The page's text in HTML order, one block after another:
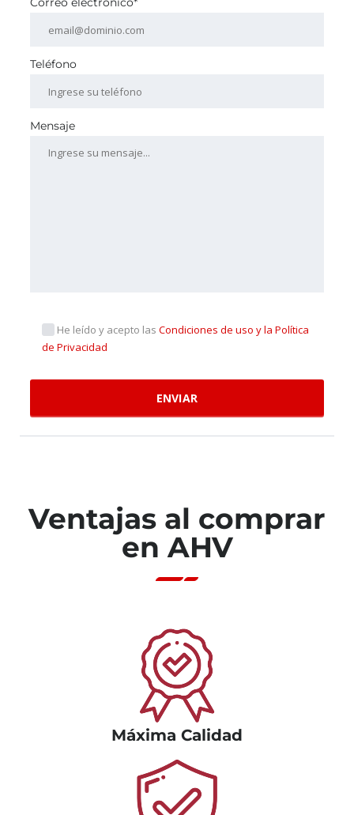
Teléfono
Mensaje
He leído y acepto las Condiciones de uso y la Política
de Privacidad
Ventajas al comprar
en AHV
Máxima Calidad